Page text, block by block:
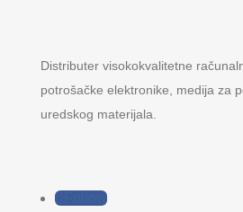
Distributer visokokvalitetne
potrošačke elektronike, medija za
uredskog materijala.
Follow